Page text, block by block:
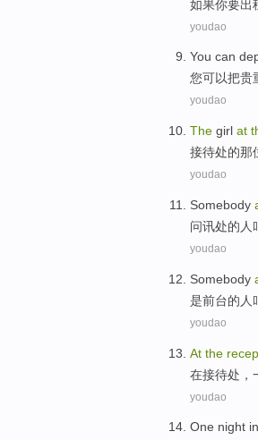
如果你要出
youdao
You can
您可以把贵
youdao
The girl at
接待处的那
youdao
Somebody
问讯处的 人
youdao
Somebody
是前台的人
youdao
At the
在接待处 ，
youdao
One night